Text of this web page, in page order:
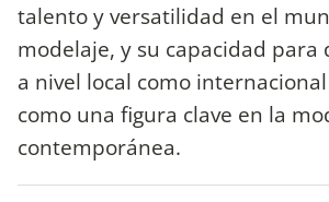
talento y versatilidad en el
modelaje, y su capacidad para
a nivel local como
como una figura clave en la
contemporánea.